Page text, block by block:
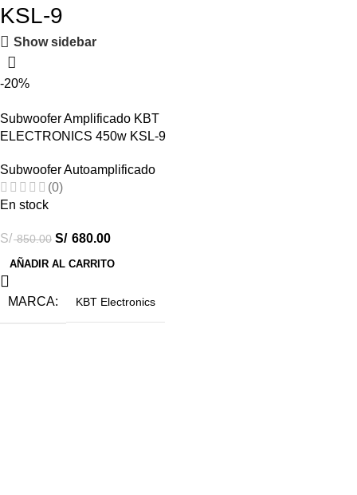
KSL-9
Show sidebar
-20%
Subwoofer Amplificado KBT
ELECTRONICS 450w KSL-9
Subwoofer Autoamplificado
(0)
En stock
S/850.00 S/ 680.00
AÑADIR AL CARRITO
MARCA KBT Electronics